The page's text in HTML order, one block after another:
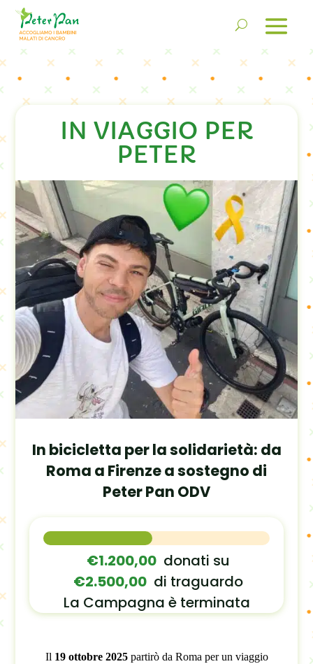
IN VIAGGIO PER
PETER
In bicicletta per la solidarietà: da
Roma a Firenze a sostegno di
Peter Pan ODV
€1.200,00 donati su
€2.500,00 di traguardo
La Campagna è terminata
Il 19 ottobre 2025partirò da Roma per un viaggio